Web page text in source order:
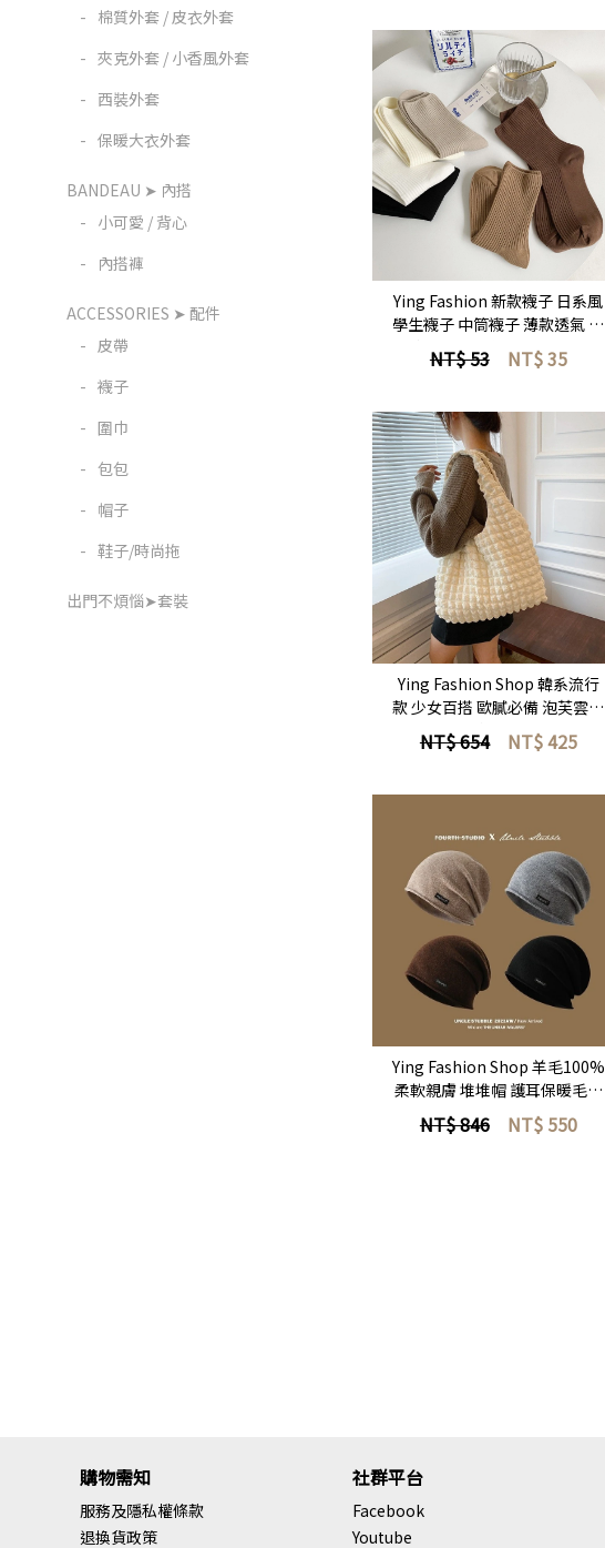
- 棉質外套 / 皮衣外套
- 夾克外套 / 小香風外套
- 西裝外套
- 保暖大衣外套
BANDEAU ➤ 內搭
- 小可愛 / 背心
-
內搭褲
ACCESSORIES ➤ 配件
- 皮帶
- 襪子
- 圍巾
- 包包
- 帽子
- 鞋子/時尚拖
出門不煩惱➤套裝
立即選購
Ying Fashion 新款襪子 日系風
學生襪子 中筒襪子 薄款透氣 純
色 ins四季款 堆堆襪 長襪
NT$ 53 NT$35
立即選購
Ying Fashion Shop 韓系流行
款 少女百搭 歐膩必備 泡芙雲朵
包 單肩包 帆布包 簡約風 大容量
手提包
NT$ 654 NT$425
立即選購
Ying Fashion Shop 羊毛100%
柔軟親膚 堆堆帽 護耳保暖毛帽
針織毛帽 男女羊毛帽
NT$ 846 NT$550
購物需知
服務及隱私權條款
退換貨政策
社群平台
Facebook
Youtube